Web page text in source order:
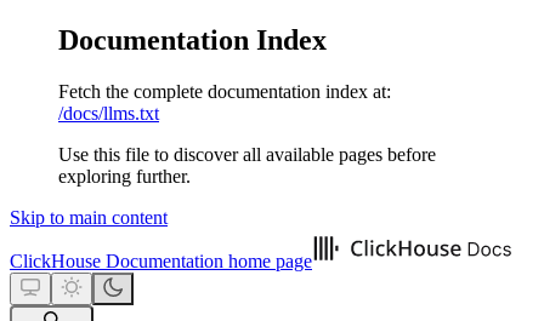
Documentation Index
Fetch the complete documentation index at:
/docs/llms.txt
Use this file to discover all available pages before
exploring further.
Skip to main content
ClickHouse Documentation home page